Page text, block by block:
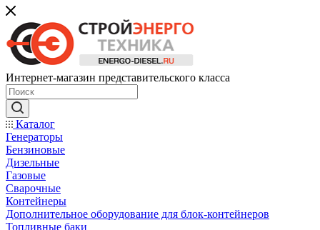
Интернет-магазин представительского класса
Каталог
Генераторы
Бензиновые
Дизельные
Газовые
Сварочные
Контейнеры
Дополнительное оборудование для блок-контейнеров
Топливные баки